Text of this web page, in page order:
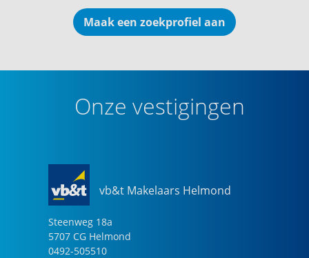
Maak een zoekprofiel aan
Onze vestigingen
vb&t Makelaars Helmond
Steenweg 18a
5707 CG Helmond
0492-505510